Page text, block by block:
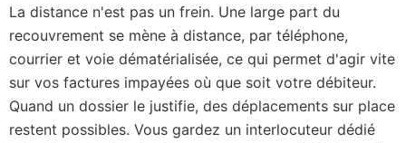
La distance n'est pas un frein. Une large part du
recouvrement se mène à distance, par téléphone,
courrier et voie dématérialisée, ce qui permet d'agir vite
sur vos factures impayées où que soit votre débiteur.
Quand un dossier le justifie, des déplacements sur place
restent possibles. Vous gardez un interlocuteur dédié